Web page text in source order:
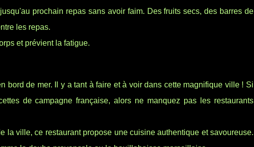
prochain repas sans avoir faim. Des fruits secs, des barres de
les repas.
et prévient la fatigue.
bord de mer. Il y a tant à faire et à voir dans cette magnifique ville ! Si
de campagne française, alors ne manquez pas les restaurants
la ville, ce restaurant propose une cuisine authentique et savoureuse.